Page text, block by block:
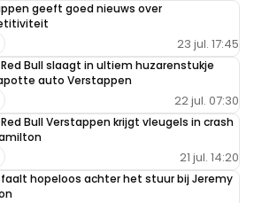
geeft goed nieuws over
23 jul. 17:45
Bull slaagt in ultiem huzarenstukje
auto Verstappen
22 jul. 07:30
Bull Verstappen krijgt vleugels in crash
21 jul. 14:20
hopeloos achter het stuur bij Jeremy